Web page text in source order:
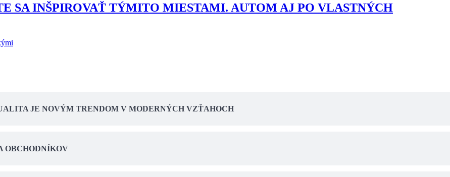
SA INŠPIROVAŤ TÝMITO MIESTAMI. AUTOM AJ PO VLASTNÝCH
JE NOVÝM TRENDOM V MODERNÝCH VZŤAHOCH
OBCHODNÍKOV